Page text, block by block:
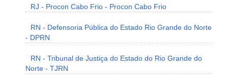
RJ - Procon Cabo Frio - Procon Cabo Frio
RN - Defensoria Pública do Estado Rio Grande do Norte
- DPRN
RN - Tribunal de Justiça do Estado do Rio Grande do
Norte - TJRN